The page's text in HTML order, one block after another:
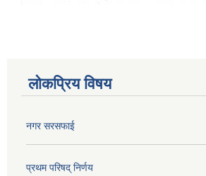
लोकप्रिय विषय
नगर सरसफाई
प्रथम परिषद् निर्णय